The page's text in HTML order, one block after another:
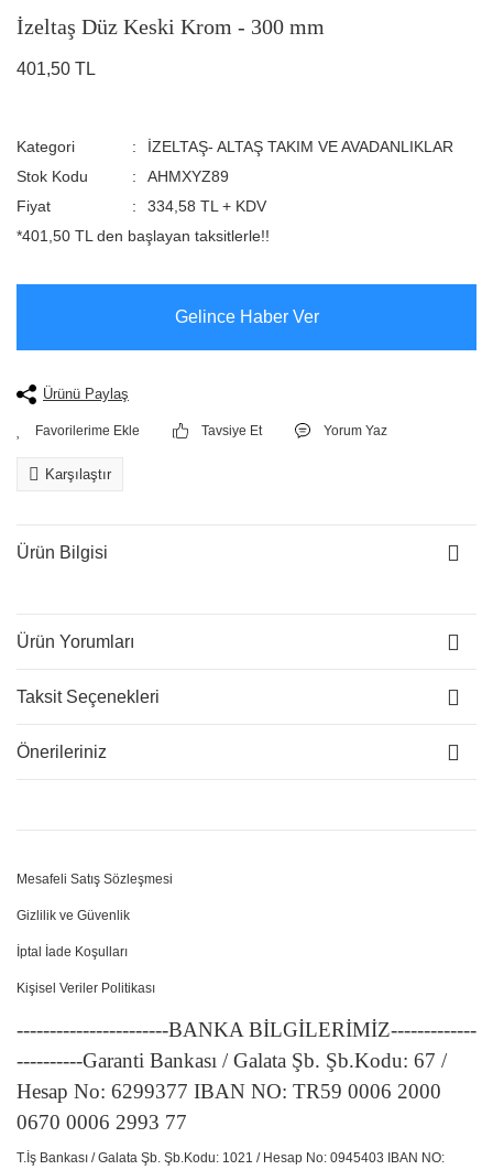
İzeltaş Düz Keski Krom - 300 mm
401,50 TL
Kategori
İZELTAŞ- ALTAŞ TAKIM VE AVADANLIKLAR
Stok Kodu
AHMXYZ89
Fiyat
334,58 TL + KDV
*401,50 TL den başlayan taksitlerle!!
Gelince Haber Ver
Ürünü Paylaş
Tavsiye Et Yorum Yaz
Karşılaştır
Ürün Bilgisi
Ürün Yorumları
Taksit Seçenekleri
Önerileriniz
Mesafeli Satış Sözleşmesi
Gizlilik ve Güvenlik
İptal İade Koşulları
Kişisel Veriler Politikası
-----------------------BANKA BİLGİLERİMİZ-------------
----------Garanti Bankası / Galata Şb. Şb.Kodu: 67 /
Hesap No: 6299377 IBAN NO: TR59 0006 2000
0670 0006 2993 77
T.İş Bankası / Galata Şb. Şb.Kodu: 1021 / Hesap No: 0945403 IBAN NO: